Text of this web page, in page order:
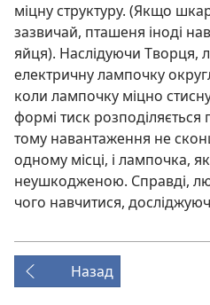
міцну структуру. (Якщо
зазвичай, пташеня іноді
яйця). Наслідуючи Творця,
електричну лампочку
коли лампочку міцно
формі тиск розподіляється
тому навантаження не
одному місці, і лампочка,
неушкодженою. Справді,
чого навчитися,
Назад